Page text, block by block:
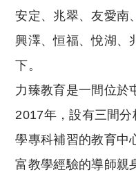
安定、兆翠、友愛南
興澤、恒福、悅湖、
下。
力臻教育是一間位於
2017年，設有三間
學專科補習的教育中
富教學經驗的導師親